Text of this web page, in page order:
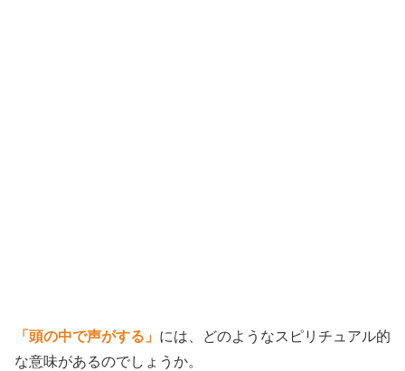
「頭の中で声がする」 には、どのようなスピリチュアル的
な意味があるのでしょうか。